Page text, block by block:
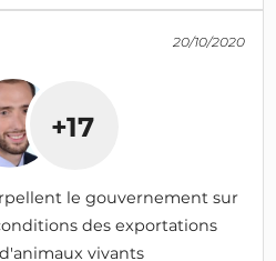
20/10/2020
+17
le gouvernement sur
des exportations
vivants